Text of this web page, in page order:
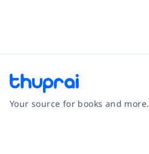
Your source for books and more.